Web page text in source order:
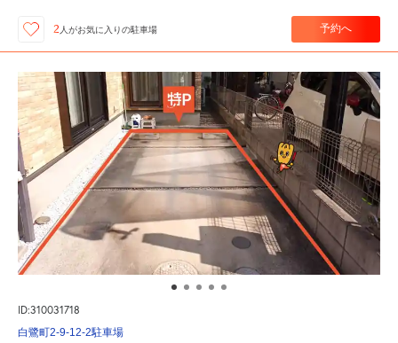
2 人がお気に入りの駐車場 予約へ
ID:310031718
白鷺町2-9-12-2駐車場